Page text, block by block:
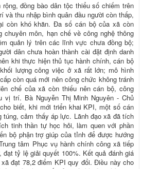
đồng bào dân tộc thiểu số chiếm trên
và thu nhập bình quân đầu người còn thấp,
còn khó khăn. Đa số cán bộ của xã còn
chuyên môn, hạn chế về công nghệ thông
quản lý trên các lĩnh vực chưa đồng bộ;
dân chưa hoàn thành cài đặt định danh
khi thực hiện thủ tục hành chính, cán bộ
lượng công việc ở xã rất lớn; mô hình
còn quá mới nên công chức không tránh
chế của xã còn thiếu nên cán bộ, công
vị trí. Bà Nguyễn Thị Minh Nguyên - Chủ
biết, khi mới triển khai KPI, một số cán
túng, cảm thấy áp lực. Lãnh đạo xã đã tích
tinh thần tự học hỏi, làm quen với phần
bộ phận trợ giúp của tỉnh để được hướng
tâm Phục vụ hành chính công xã tiếp
đạt tỷ lệ giải quyết 100%. Kết quả đánh giá
đạt 78,2 điểm KPI quy đổi. Điều này cho